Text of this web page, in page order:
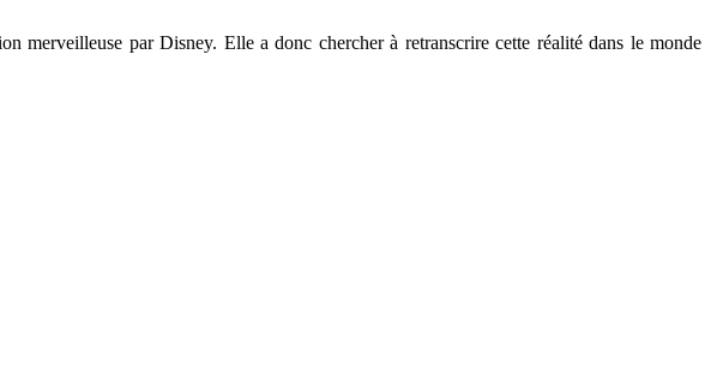
merveilleuse par Disney. Elle a donc chercher à retranscrire cette réalité dans le monde